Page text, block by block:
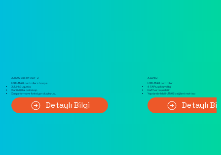
XJTAG Expert ADF-2
USB JTAG controller + 'scope
XJLink2 uyumlu
Dahili dijital osiloskop
Dalga formu ve fonksiyon oluşturucu
Detaylı Bilgi
XJLink2
USB JTAG controller
4 TAPs, çoklu voltaj
Hafif ve taşınabilir
Yapılandırılabilir JTAG bağlantı noktası
Detaylı